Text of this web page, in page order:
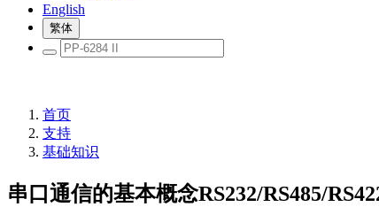
English
繁体
首页
支持
基础知识
串口通信的基本概念RS232/RS485/